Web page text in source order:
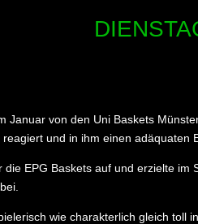
Januar von den Uni Baskets
und in ihm einen adäquaten
EPG Baskets auf und erzielte
wie charakterlich gleich